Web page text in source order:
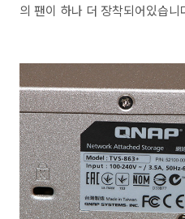
의 팬이 하나 더 장착되어있습니